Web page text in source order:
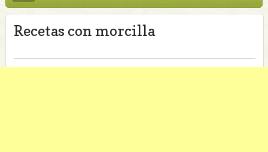
Recetas con morcilla